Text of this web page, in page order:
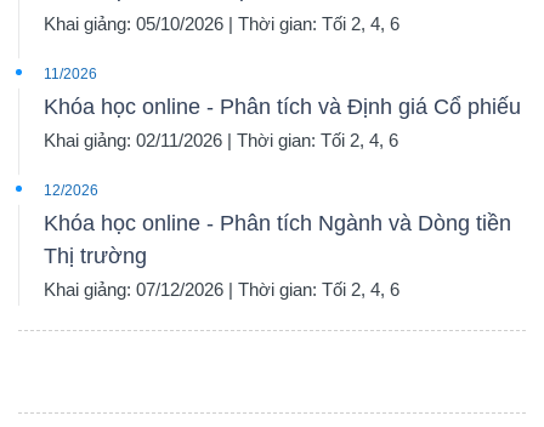
Khai giảng: 05/10/2026 | Thời gian: Tối 2, 4, 6
11/2026
Khóa học online - Phân tích và Định giá Cổ phiếu
Khai giảng: 02/11/2026 | Thời gian: Tối 2, 4, 6
12/2026
Khóa học online - Phân tích Ngành và Dòng tiền
Thị trường
Khai giảng: 07/12/2026 | Thời gian: Tối 2, 4, 6